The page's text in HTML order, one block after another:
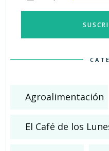
Agroalimentación
El Café de los